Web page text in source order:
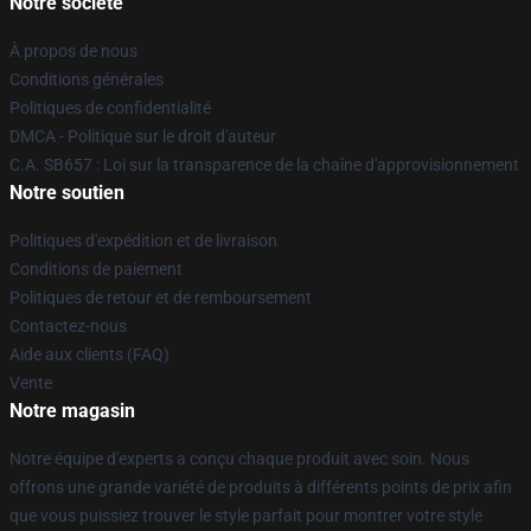
À propos de nous
Conditions générales
Politiques de confidentialité
DMCA - Politique sur le droit d'auteur
C.A. SB657 : Loi sur la transparence de la chaîne d'approvisionnement
Notre soutien
Politiques d'expédition et de livraison
Conditions de paiement
Politiques de retour et de remboursement
Contactez-nous
Aide aux clients (FAQ)
Vente
Notre magasin
Notre équipe d'experts a conçu chaque produit avec soin. Nous
offrons une grande variété de produits à différents points de prix afin
que vous puissiez trouver le style parfait pour montrer votre style